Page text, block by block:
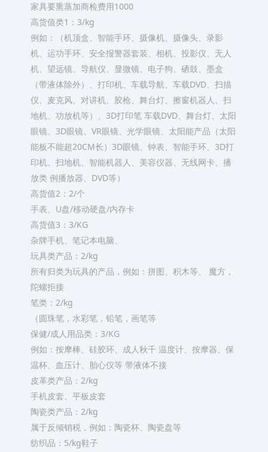
家具要熏蒸加商检费用1000
高货值类1：3/kg
例如：（机顶盒、智能手环、摄像机、摄像头、录影
机、运功手环、安全报警器套装、相机、投影仪、无人
机、望远镜、导航仪、显微镜、电子狗、硒鼓、墨盒
（带液体除外）、打印机、车载导航、车载DVD、扫描
仪、麦克风、对讲机、胶枪、舞台灯、擦窗机器人、扫
地机、功放机等）、3D打印笔 车载DVD、舞台灯、太阳
眼镜、3D眼镜、VR眼镜、光学眼镜、太阳能产品（太阳
能板不能超20CM长）3D眼镜、钟表、智能手环、3D打
印机、扫地机、智能机器人、美容仪器、无线网卡、播
放类 例播放器、DVD等）
高货值2：2/个
手表、U盘/移动硬盘/内存卡
高货值3：3/KG
杂牌手机、笔记本电脑、
玩具类产品：2/kg
所有归类为玩具的产品，例如：拼图、积木等、 魔方，
陀螺拒接
笔类：2/kg
（圆珠笔，水彩笔，铅笔，画笔等
保健/成人用品类：3/KG
例如：按摩棒、硅胶环、成人秋千 温度计、按摩器、保
温杯、血压计、胎心仪等 带液体不接
皮革类产品：2/kg
手机皮套、平板皮套
陶瓷类产品：2/kg
属于反倾销税，例如：陶瓷杯、陶瓷盘等
纺织品：5/kg鞋子